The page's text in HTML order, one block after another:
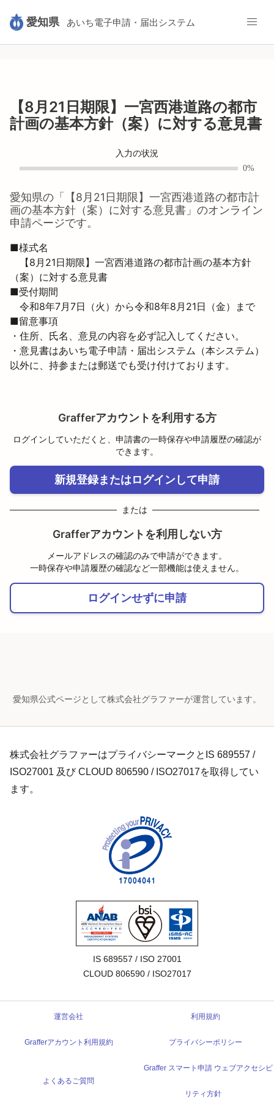
愛知県 あいち電子申請・届出システム
【8月21日期限】一宮西港道路の都市
計画の基本方針（案）に対する意見書
入力の状況
0%
愛知県の「
【8月21日期限】一宮西港道路の都市計
画の基本方針（案）に対する意見書 」のオンライン
申請ページです。
■様式名
【8月21日期限】一宮西港道路の都市計画の基本方針
（案）に対する意見書
■受付期間
令和8年7月7日（火）から令和8年8月21日（金）まで
■留意事項
・住所、氏名、意見の内容を必ず記入してください。
・意見書はあいち電子申請・届出システム（本システム）
以外に、持参または郵送でも受け付けております。
Grafferアカウントを利用する方
ログインしていただくと、申請書の一時保存や申請履歴の確認が
できます。
新規登録またはログインして申請
または
Grafferアカウントを利用しない方
メールアドレスの確認のみで申請ができます。
一時保存や申請履歴の確認など一部機能は使えません。
ログインせずに申請
愛知県公式ページとして株式会社グラファーが運営しています。
株式会社グラファーはプライバシーマークとIS 689557 /
ISO27001 及び CLOUD 806590 / ISO27017を取得してい
ます。
IS 689557 / ISO 27001
CLOUD 806590 / ISO27017
運営会社 利用規約
Grafferアカウント利用規約 プライバシーポリシー
よくあるご質問
Graffer スマート申請 ウェブアクセシビ
リティ方針